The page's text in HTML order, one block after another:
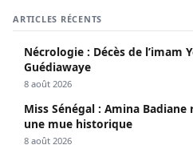
ARTICLES RÉCENTS
Nécrologie : Décès de l’imam
Guédiawaye
8 août 2026
Miss Sénégal : Amina
une mue historique
8 août 2026